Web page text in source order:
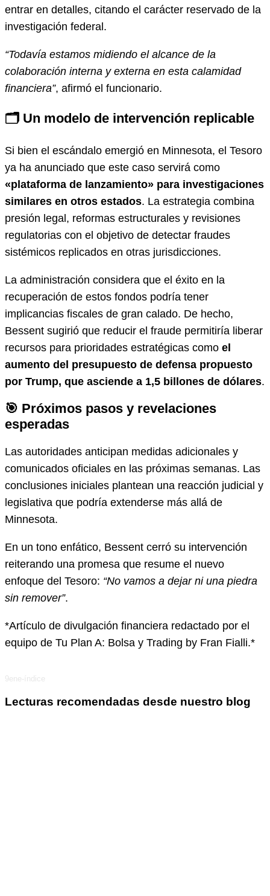
entrar en detalles, citando el carácter reservado de la
investigación federal.
“Todavía estamos midiendo el alcance de la
colaboración interna y externa en esta calamidad
financiera”, afirmó el funcionario.
🗂️ Un modelo de intervención replicable
Si bien el escándalo emergió en Minnesota, el Tesoro
ya ha anunciado que este caso servirá como
«plataforma de lanzamiento» para investigaciones
similares en otros estados. La estrategia combina
presión legal, reformas estructurales y revisiones
regulatorias con el objetivo de detectar fraudes
sistémicos replicados en otras jurisdicciones.
La administración considera que el éxito en la
recuperación de estos fondos podría tener
implicancias fiscales de gran calado. De hecho,
Bessent sugirió que reducir el fraude permitiría liberar
recursos para prioridades estratégicas como el
aumento del presupuesto de defensa propuesto
por Trump, que asciende a 1,5 billones de dólares.
🎯 Próximos pasos y revelaciones
esperadas
Las autoridades anticipan medidas adicionales y
comunicados oficiales en las próximas semanas. Las
conclusiones iniciales plantean una reacción judicial y
legislativa que podría extenderse más allá de
Minnesota.
En un tono enfático, Bessent cerró su intervención
reiterando una promesa que resume el nuevo
enfoque del Tesoro: “No vamos a dejar ni una piedra
sin remover”.
*Artículo de divulgación financiera redactado por el
equipo de Tu Plan A: Bolsa y Trading by Fran Fialli.*
9ene-índice
Lecturas recomendadas desde nuestro blog